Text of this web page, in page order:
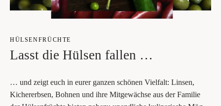
HÜL­SEN­FRÜCH­TE
Lasst die Hül­sen fallen …
… und zeigt euch in eurer gan­zen schö­nen Viel­falt: Lin­sen,
Kicher­erb­sen, Boh­nen und ihre Mit­ge­wäch­se aus der Fami­lie